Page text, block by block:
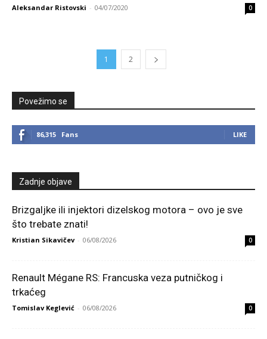
Aleksandar Ristovski - 04/07/2020 0
1 2
Povežimo se
86,315 Fans LIKE
Zadnje objave
Brizgaljke ili injektori dizelskog motora – ovo je sve
što trebate znati!
Kristian Sikavičev - 06/08/2026 0
Renault Mégane RS: Francuska veza putničkog i
trkaćeg
Tomislav Keglević - 06/08/2026 0